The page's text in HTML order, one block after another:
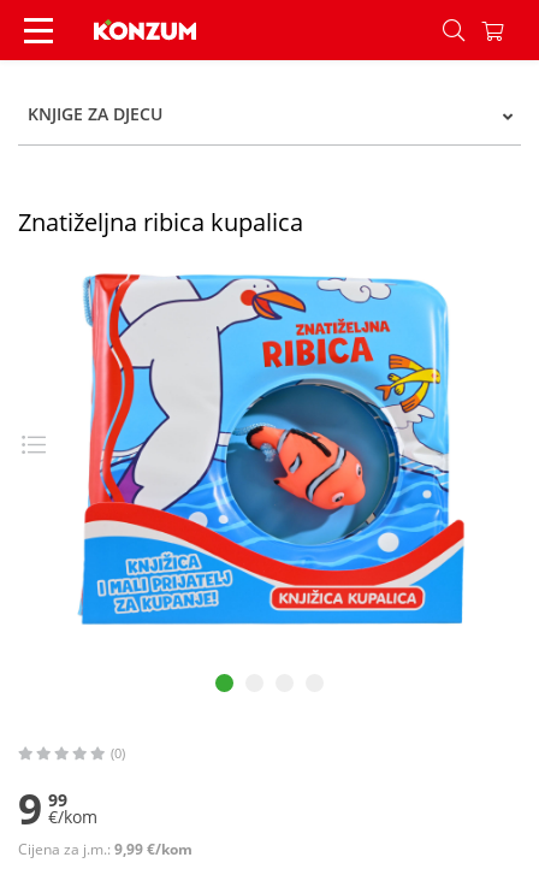
Znatiželjna ribica kupalica - Konzum
KNJIGE ZA DJECU
Znatiželjna ribica kupalica
(0)
9 99
€/kom
Cijena za j.m.: 9,99 €/kom